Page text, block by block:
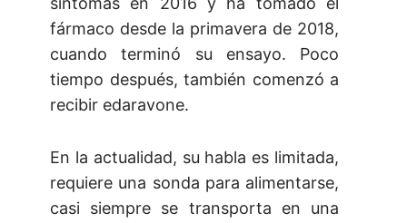
fármaco desde la primavera de 2018,
cuando terminó su ensayo. Poco
tiempo después, también comenzó a
recibir edaravone.
En la actualidad, su habla es limitada,
requiere una sonda para alimentarse,
casi siempre se transporta en una